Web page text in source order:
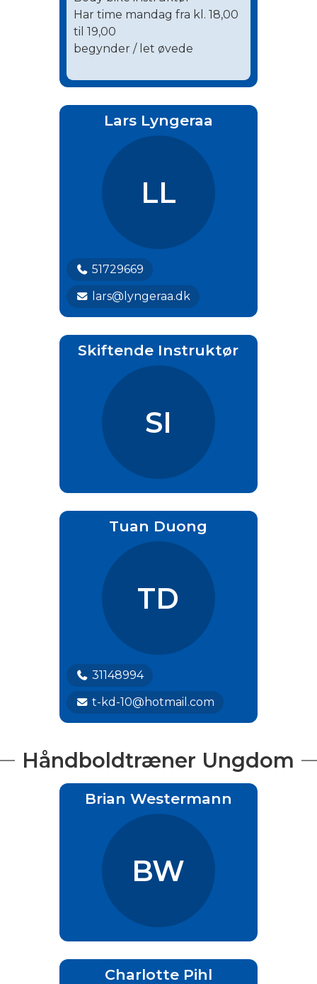
Har time mandag fra kl. 18,00
til 19,00
begynder / let øvede
Lars Lyngeraa
LL
51729669
lars@lyngeraa.dk
Skiftende Instruktør
SI
Tuan Duong
TD
31148994
t-kd-10@hotmail.com
Håndboldtræner Ungdom
Brian Westermann
BW
Charlotte Pihl